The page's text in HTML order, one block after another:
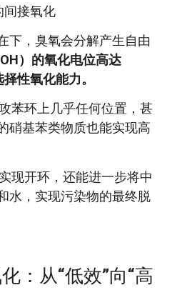
间接氧化
下，臭氧会分解产生自由
）的氧化电位高达
性氧化能力。
攻苯环上几乎任何位置，甚
硝基苯类物质也能实现高
现开环，还能进一步将中
水，实现污染物的最终脱
：从“低效”向“高